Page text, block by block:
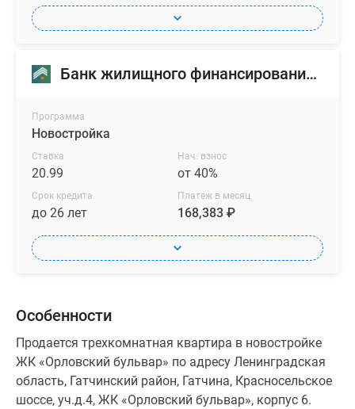
Банк жилищного финансирования (БЖФ)
Программа
Новостройка
Ставка
20.99
Нач. взнос
от 40%
Срок кредита
до 26 лет
Платеж в месяц
168,383 ₽
Особенности
Продается трехкомнатная квартира в новостройке
ЖК «Орловский бульвар» по адресу Ленинградская
область, Гатчинский район, Гатчина, Красносельское
шоссе, уч.д.4, ЖК «Орловский бульвар», корпус 6.